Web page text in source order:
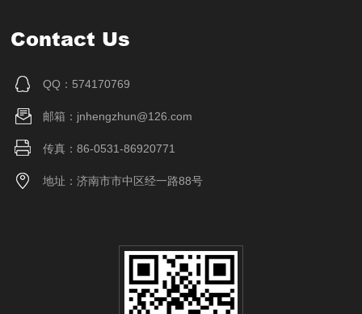
Contact Us
QQ：574170769
邮箱：jnhengzhun@126.com
传真：86-0531-86920771
地址：济南市市中区经一路88号